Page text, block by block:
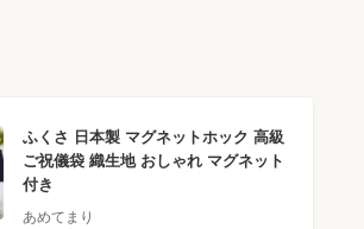
ふくさ 日本製 マグネットホック 高級
ご祝儀袋 織生地 おしゃれ マグネット
付き
あめてまり